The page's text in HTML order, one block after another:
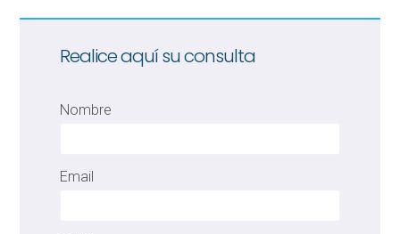
Realice aquí su consulta
Nombre
Email